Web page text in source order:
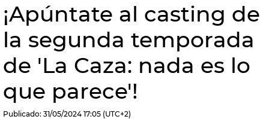
¡Apúntate al casting de
la segunda temporada
de 'La Caza: nada es lo
que parece'!
Publicado: 31/05/2024 17:05 (UTC+2)